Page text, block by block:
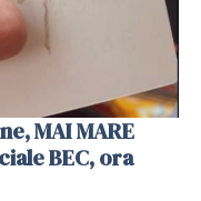
MAI MARE
BEC, ora